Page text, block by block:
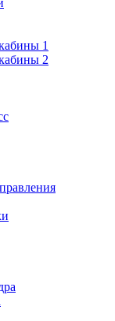
1
2